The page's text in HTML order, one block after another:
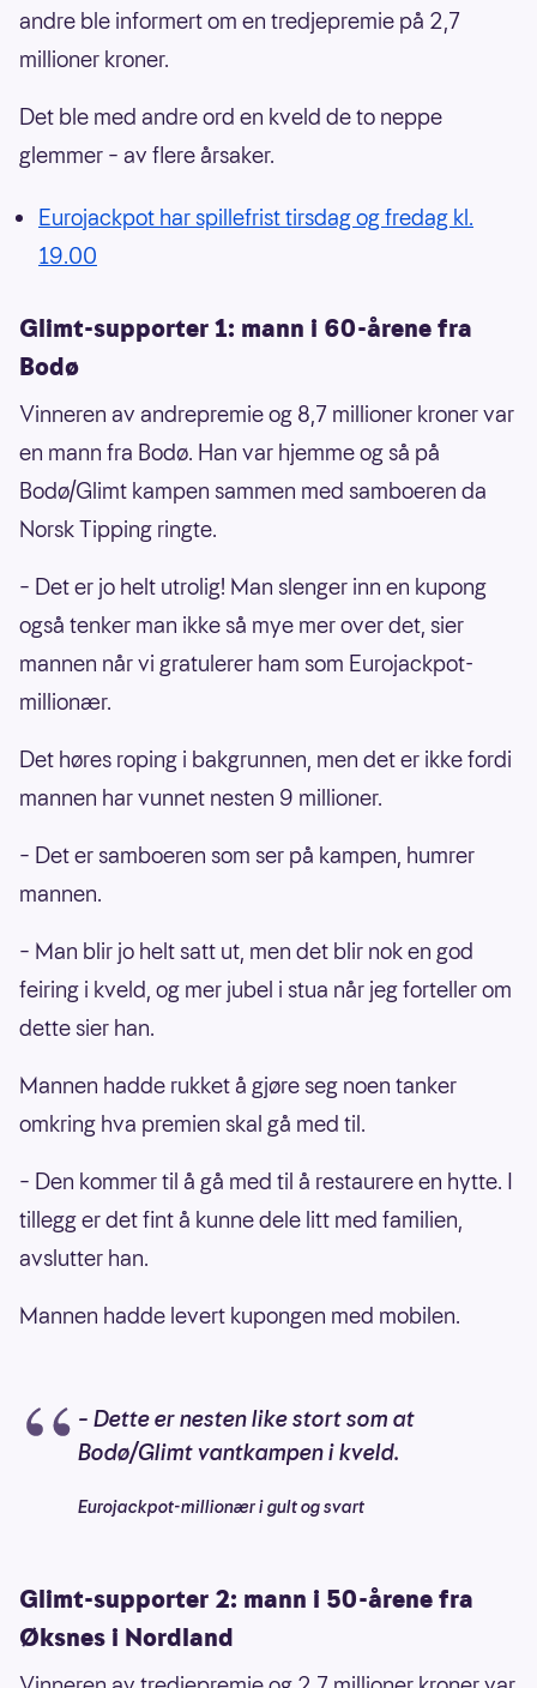
andre ble informert om en tredjepremie på 2,7
millioner kroner.
Det ble med andre ord en kveld de to neppe
glemmer – av flere årsaker.
Eurojackpot har spillefrist tirsdag og fredag kl.
19.00
Glimt-supporter 1: mann i 60-årene fra
Bodø
Vinneren av andrepremie og 8,7 millioner kroner var
en mann fra Bodø. Han var hjemme og så på
Bodø/Glimt kampen sammen med samboeren da
Norsk Tipping ringte.
– Det er jo helt utrolig! Man slenger inn en kupong
også tenker man ikke så mye mer over det, sier
mannen når vi gratulerer ham som Eurojackpot-
millionær.
Det høres roping i bakgrunnen, men det er ikke fordi
mannen har vunnet nesten 9 millioner.
– Det er samboeren som ser på kampen, humrer
mannen.
– Man blir jo helt satt ut, men det blir nok en god
feiring i kveld, og mer jubel i stua når jeg forteller om
dette sier han.
Mannen hadde rukket å gjøre seg noen tanker
omkring hva premien skal gå med til.
– Den kommer til å gå med til å restaurere en hytte. I
tillegg er det fint å kunne dele litt med familien,
avslutter han.
Mannen hadde levert kupongen med mobilen.
– Dette er nesten like stort som at
Bodø/Glimt vantkampen i kveld.
Eurojackpot-millionær i gult og svart
Glimt-supporter 2: mann i 50-årene fra
Øksnes i Nordland